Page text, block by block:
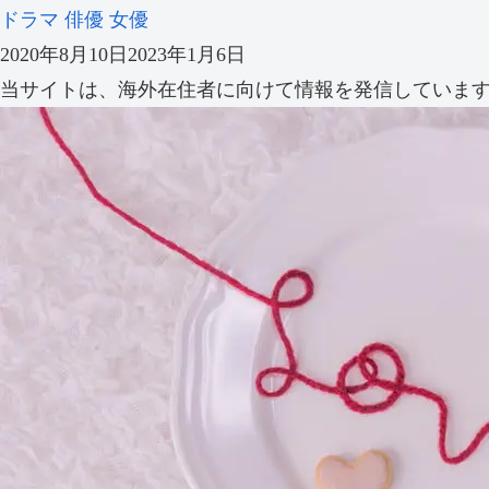
ドラマ 俳優 女優
2020年8月10日 2023年1月6日
当サイトは、海外在住者に向けて情報を発信していま